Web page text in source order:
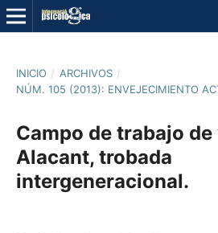
INICIO / ARCHIVOS /
NÚM. 105 (2013): ENVEJECIMIENTO
Campo de trabajo
Alacant, trobada
intergeneracional.